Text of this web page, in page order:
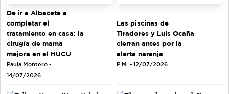
De ir a Albacete a
completar el
tratamiento en casa: la
cirugía de mama
mejora en el HUCU
Paula Montero -
14/07/2026
Las piscinas de
Tiradores y Luis Ocaña
cierran antes por la
alerta naranja
P.M. - 12/07/2026